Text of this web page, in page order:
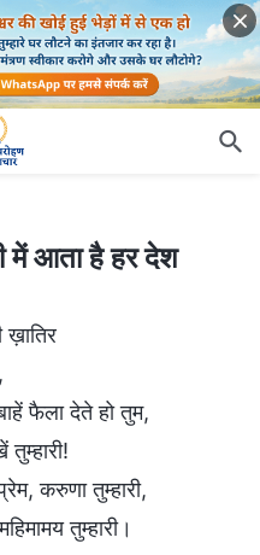
में आता है हर देश
फैला देते हो तुम,
करुणा तुम्हारी,
तुम्हारी।